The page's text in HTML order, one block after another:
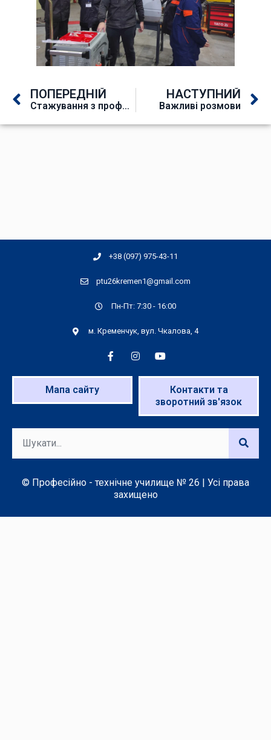
ПОПЕРЕДНІЙ
Стажування з професії «Слюсар з ремонту колісних транспортних засобів»
НАСТУПНИЙ
Важливі розмови
+38 (097) 975-43-11
ptu26kremen1@gmail.com
Пн-Пт: 7:30 - 16:00
м. Кременчук, вул. Чкалова, 4
Мапа сайту
Контакти та
зворотний зв'язок
© Професійно - технічне училище № 26 | Усі права
захищено